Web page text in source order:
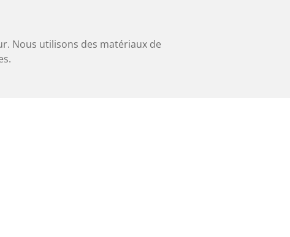
Nous utilisons des matériaux de